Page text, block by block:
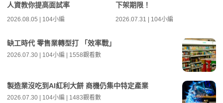
人資教你提高面試率
2026.08.05 | 104小編
下架期限！
2026.07.31 | 104小編
缺工時代 零售業轉型打 「效率戰」
2026.07.30 | 104小編 | 1558觀看數
製造業沒吃到AI紅利大餅 商機仍集中特定產業
2026.07.30 | 104小編 | 1483觀看數